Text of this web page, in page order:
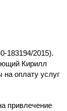
183194/2015).
Кирилл
на оплату услуг
привлечение